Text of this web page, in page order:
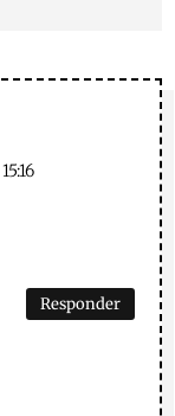
Responder